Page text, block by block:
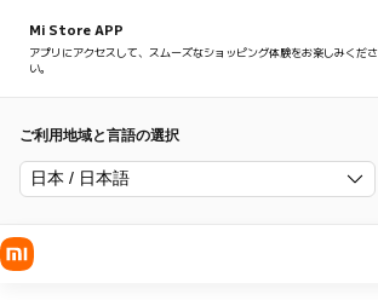
Mi Store APP
アプリにアクセスして、スムーズなショッピング体験をお楽しみくださ
い。
ご利用地域と言語の選択
日本 / 日本語